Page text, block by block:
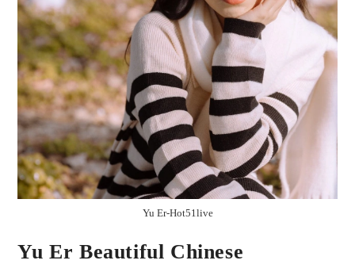
Yu Er-Hot51live
Yu Er Beautiful Chinese